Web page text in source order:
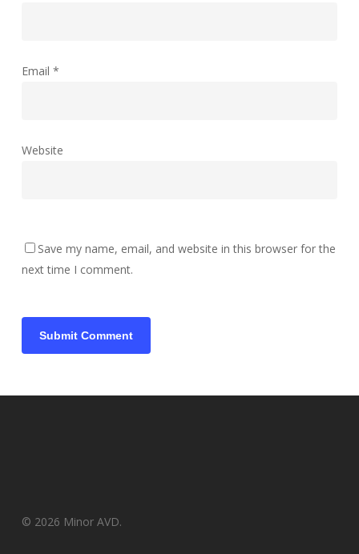
Email *
Website
Save my name, email, and website in this browser for the
next time I comment.
© 2026 Minor AVD.